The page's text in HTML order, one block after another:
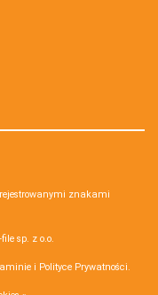
znakami
file sp. z o.o.
i Polityce Prywatności.